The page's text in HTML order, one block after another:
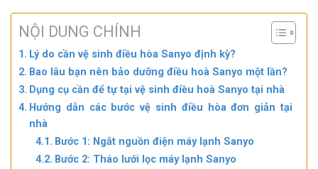
NỘI DUNG CHÍNH
Lý do cần vệ sinh điều hòa Sanyo định kỳ?
Bao lâu bạn nên bảo dưỡng điều hoà Sanyo một lần?
Dụng cụ cần để tự tại vệ sinh điều hoà Sanyo tại nhà
Hướng dẫn các bước vệ sinh điều hòa đơn giản tại
nhà
Bước 1: Ngắt nguồn điện máy lạnh Sanyo
Bước 2: Tháo lưới lọc máy lạnh Sanyo